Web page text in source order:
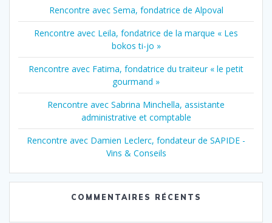
Rencontre avec Sema, fondatrice de Alpoval
Rencontre avec Leila, fondatrice de la marque « Les
bokos ti-jo »
Rencontre avec Fatima, fondatrice du traiteur « le petit
gourmand »
Rencontre avec Sabrina Minchella, assistante
administrative et comptable
Rencontre avec Damien Leclerc, fondateur de SAPIDE -
Vins & Conseils
COMMENTAIRES RÉCENTS